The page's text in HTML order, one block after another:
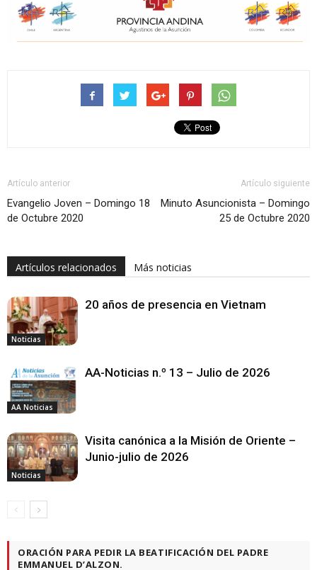
Artículo anterior
Evangelio Joven – Domingo 18
de Octubre 2020
Artículo siguiente
Minuto Asuncionista – Domingo
25 de Octubre 2020
Artículos relacionados Más noticias
Noticias
20 años de presencia en Vietnam
AA Noticias
AA-Noticias n.º 13 – Julio de 2026
Noticias
Visita canónica a la Misión de Oriente –
Junio-julio de 2026
ORACIÓN PARA PEDIR LA BEATIFICACIÓN DEL PADRE
EMMANUEL D’ALZON.